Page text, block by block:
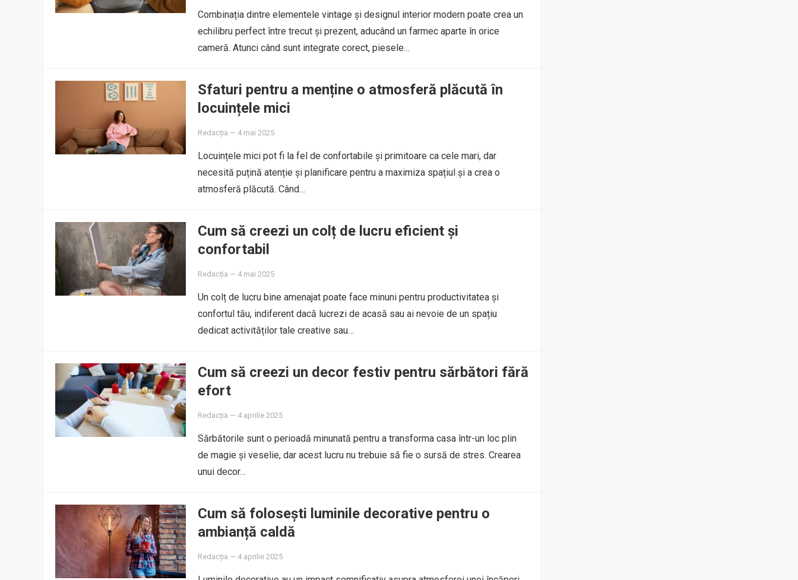
Combinația dintre elementele vintage și designul interior modern poate crea un
echilibru perfect între trecut și prezent, aducând un farmec aparte în orice
cameră. Atunci când sunt integrate corect, piesele…
Sfaturi pentru a menține o atmosferă plăcută în
locuințele mici
Redacția — 4 mai 2025
Locuințele mici pot fi la fel de confortabile și primitoare ca cele mari, dar
necesită puțină atenție și planificare pentru a maximiza spațiul și a crea o
atmosferă plăcută. Când…
Cum să creezi un colț de lucru eficient și
confortabil
Redacția — 4 mai 2025
Un colț de lucru bine amenajat poate face minuni pentru productivitatea și
confortul tău, indiferent dacă lucrezi de acasă sau ai nevoie de un spațiu
dedicat activităților tale creative sau…
Cum să creezi un decor festiv pentru sărbători fără
efort
Redacția — 4 aprilie 2025
Sărbătorile sunt o perioadă minunată pentru a transforma casa într-un loc plin
de magie și veselie, dar acest lucru nu trebuie să fie o sursă de stres. Crearea
unui decor…
Cum să folosești luminile decorative pentru o
ambianță caldă
Redacția — 4 aprilie 2025